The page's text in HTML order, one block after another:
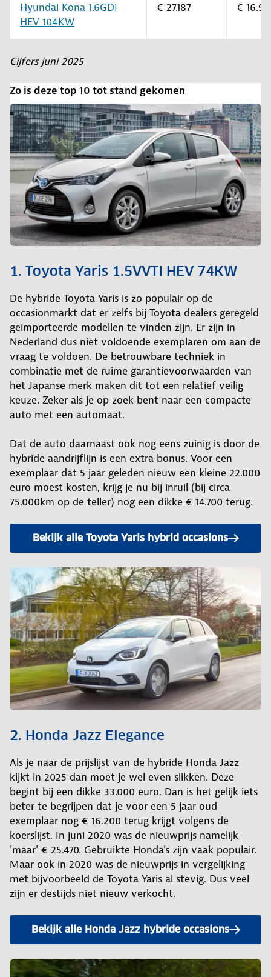
Hyundai Kona 1.6GDI
HEV 104KW
€ 27.187 €
Cijfers juni 2025
Zo is deze top 10 tot stand gekomen
1. Toyota Yaris 1.5VVTI HEV 74KW
De hybride Toyota Yaris is zo populair op de
occasionmarkt dat er zelfs bij Toyota dealers geregeld
geimporteerde modellen te vinden zijn. Er zijn in
Nederland dus niet voldoende exemplaren om aan de
vraag te voldoen. De betrouwbare techniek in
combinatie met de ruime garantievoorwaarden van
het Japanse merk maken dit tot een relatief veilig
keuze. Zeker als je op zoek bent naar een compacte
auto met een automaat.
Dat de auto daarnaast ook nog eens zuinig is door de
hybride aandrijflijn is een extra bonus. Voor een
exemplaar dat 5 jaar geleden nieuw een kleine 22.000
euro moest kosten, krijg je nu bij inruil (bij circa
75.000km op de teller) nog een dikke € 14.700 terug.
Bekijk alle Toyota Yaris hybrid occasions
2. Honda Jazz Elegance
Als je naar de prijslijst van de hybride Honda Jazz
kijkt in 2025 dan moet je wel even slikken. Deze
begint bij een dikke 33.000 euro. Dan is het gelijk iets
beter te begrijpen dat je voor een 5 jaar oud
exemplaar nog € 16.200 terug krijgt volgens de
koerslijst. In juni 2020 was de nieuwprijs namelijk
'maar' € 25.470. Gebruikte Honda's zijn vaak populair.
Maar ook in 2020 was de nieuwprijs in vergelijking
met bijvoorbeeld de Toyota Yaris al stevig. Dus veel
zijn er destijds niet nieuw verkocht.
Bekijk alle Honda Jazz hybride occasions